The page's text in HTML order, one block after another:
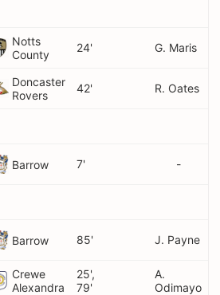
Notts
County
24' G. Maris
Doncaster
Rovers
42' R. Oates
Barrow 7' -
Barrow 85' J. Payne
Crewe
Alexandra
25',
79'
A.
Odimayo